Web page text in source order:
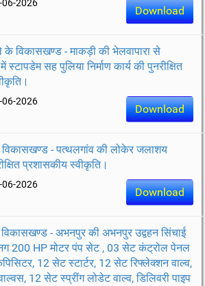
Download
06-2026
के विकासखण्ड - माकड़ी की भेलवापारा से
में स्टापडेम सह पुलिया निर्माण कार्य की पुनरीक्षित
Download
06-2026
- पत्थलगांव की लोकेर जलाशय
प्रशासकीय स्वीकृति।
Download
06-2026
- अभनपुर की अभनपुर उद्वहन सिंचाई
200 HP मोटर पंप सेट , 03 सेट कंट्रोल पेनल
12 सेट स्टार्टर, 12 सेट रिफ्लेक्शन वाल्व,
12 सेट स्प्रींग लोडेट वाल्व, डिलिवरी पाइप